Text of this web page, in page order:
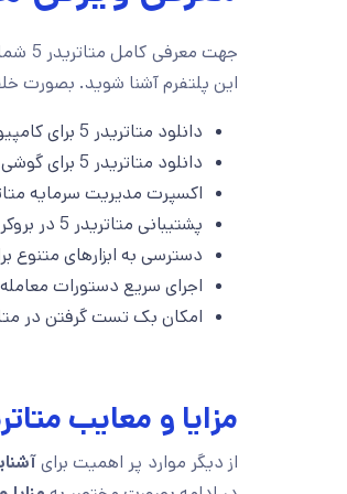
این پلتفرم آشنا شوید. بصورت
دانلود متاتریدر 5 برای کامپیوتر
دانلود متاتریدر 5 برای گوشی
اکسپرت مدیریت سرمایه
پشتیبانی متاتریدر 5 در بروکر های معتبر فارکس
دسترسی به ابزارهای متنوع
اجرای سریع دستورات معامله
امکان بک تست گرفتن در
مزایا و معایب
از دیگر موارد پر اهمیت برای